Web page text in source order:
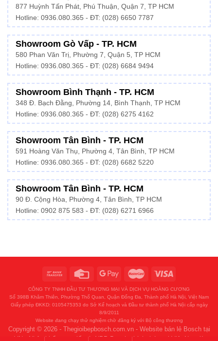
877 Huỳnh Tấn Phát, Phú Thuận, Quận 7, TP HCM
Hotline: 0936.080.365 - ĐT: (028) 6650 7787
Showroom Gò Vấp - TP. HCM
580 Phan Văn Trị, Phường 7, Quận 5, TP HCM
Hotline: 0936.080.365 - ĐT: (028) 6684 9494
Showroom Bình Thạnh - TP. HCM
348 Đ. Bạch Đằng, Phường 14, Bình Thạnh, TP HCM
Hotline: 0936.080.365 - ĐT: (028) 6275 4162
Showroom Tân Bình - TP. HCM
591 Hoàng Văn Thụ, Phường 4, Tân Bình, TP HCM
Hotline: 0936.080.365 - ĐT: (028) 6682 5220
Showroom Tân Bình - TP. HCM
90 Đ. Cộng Hòa, Phường 4, Tân Bình, TP HCM
Hotline: 0902 875 583 - ĐT: (028) 6271 6966
CÔNG TY TNHH ĐẦU TƯ THƯƠNG MẠI VÀ DỊCH VỤ HOÀNG CƯƠNG
Số 398B Khâm Thiên, Phường Thổ Quan, Quận Đống Đa, Thành phố Hà Nội, Việt Nam
Giấy phép ĐKKD: 0105475353 do Sở Kế hoạch và Đầu tư thành phố Hà Nội cấp ngày
8/9/2011
Website đang chạy thử nghiệm chờ đăng ký với Bộ công thương
Copyright © 2026 - Thegioibepbosch.com.vn - Website bán lẻ Bosch tại
VN - Nhập khẩu trực tiếp từ NPP Bosch chính thức tại Việt Nam là